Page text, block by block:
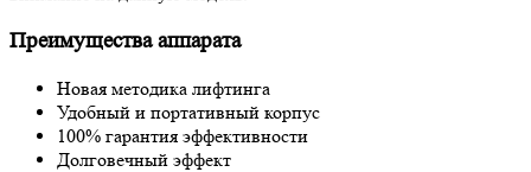
Преимущества аппарата
Новая методика лифтинга
Удобный и портативный корпус
100% гарантия эффективности
Долговечный эффект